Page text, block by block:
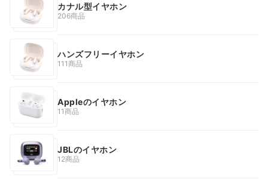
カナル型イヤホン
206商品
ハンズフリーイヤホン
111商品
Appleのイヤホン
11商品
JBLのイヤホン
12商品